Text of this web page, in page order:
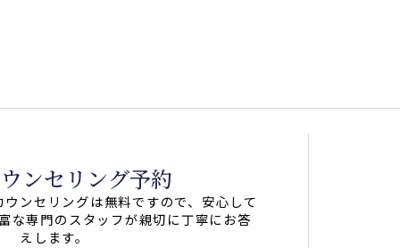
ンセリング予約
ンセリングは無料ですので、安心して
な専門のスタッフが親切に丁寧にお答
えします。